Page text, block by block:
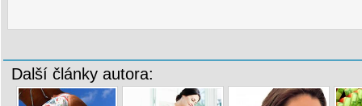
Další články autora: